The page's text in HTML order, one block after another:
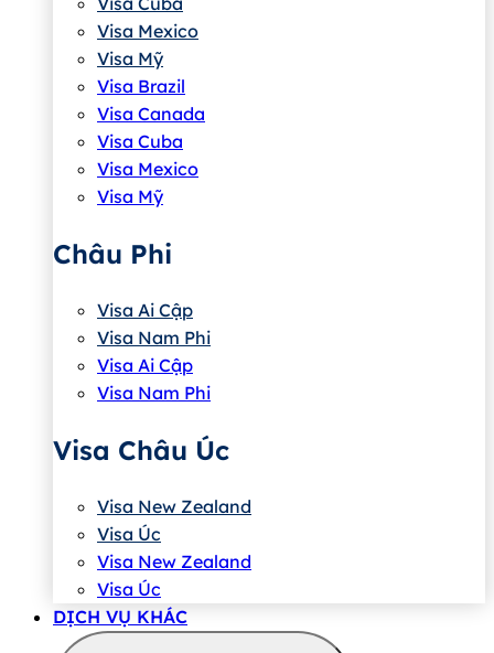
Visa Mexico
Visa Mỹ
Visa Brazil
Visa Canada
Visa Cuba
Visa Mexico
Visa Mỹ
Châu Phi
Visa Ai Cập
Visa Nam Phi
Visa Ai Cập
Visa Nam Phi
Visa Châu Úc
Visa New Zealand
Visa Úc
Visa New Zealand
Visa Úc
DỊCH VỤ KHÁC